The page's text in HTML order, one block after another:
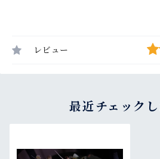
レビュー
最近チェック